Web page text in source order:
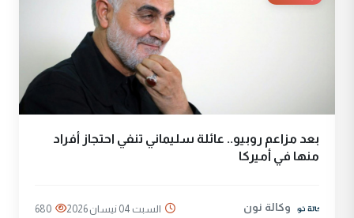
بعد مزاعم روبيو.. عائلة سليماني تنفي احتجاز أفراد
منها في أميركا
وكالة نون السبت 04 نيسان 2026 680